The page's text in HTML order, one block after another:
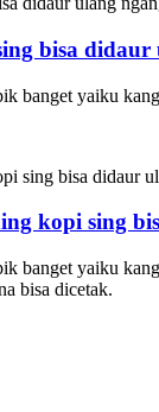
bisa
banget yaiku
kopi sing
banget yaiku
bisa dicetak.